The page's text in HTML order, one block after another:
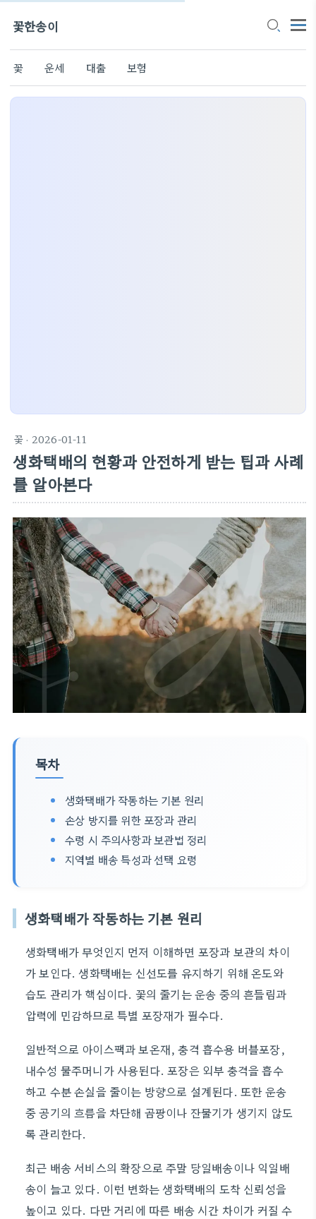
꽃한송이
꽃 운세 대출 보험
꽃 · 2026-01-11
생화택배의 현황과 안전하게 받는 팁과 사례
를 알아본다
목차
생화택배가 작동하는 기본 원리
손상 방지를 위한 포장과 관리
수령 시 주의사항과 보관법 정리
지역별 배송 특성과 선택 요령
생화택배가 작동하는 기본 원리
생화택배가 무엇인지 먼저 이해하면 포장과 보관의 차이
가 보인다. 생화택배는 신선도를 유지하기 위해 온도와
습도 관리가 핵심이다. 꽃의 줄기는 운송 중의 흔들림과
압력에 민감하므로 특별 포장재가 필수다.
일반적으로 아이스팩과 보온재, 충격 흡수용 버블포장,
내수성 물주머니가 사용된다. 포장은 외부 충격을 흡수
하고 수분 손실을 줄이는 방향으로 설계된다. 또한 운송
중 공기의 흐름을 차단해 곰팡이나 잔물기가 생기지 않도
록 관리한다.
최근 배송 서비스의 확장으로 주말 당일배송이나 익일배
송이 늘고 있다. 이런 변화는 생화택배의 도착 신뢰성을
높이고 있다. 다만 거리에 따른 배송 시간 차이가 커질 수